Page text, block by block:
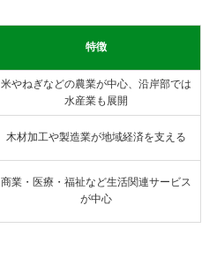
特徴
米やねぎなどの農業が中心、沿岸部では
水産業も展開
木材加工や製造業が地域経済を支える
商業・医療・福祉など生活関連サービス
が中心